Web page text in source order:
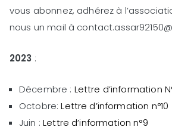
vous abonnez, adhérez à
nous un mail à
2023 :
Décembre : Lettre d’information
Octobre:Lettre d’information n°10
Juin :Lettre d’information n°9